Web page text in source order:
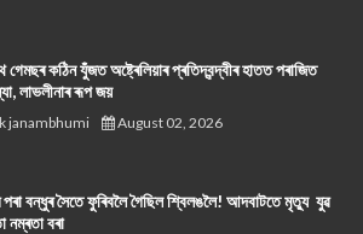
গেমছৰ কঠিন যুঁজত অষ্ট্ৰেলিয়াৰ প্ৰতিদ্বন্দ্বীৰ হাতত পৰাজিত
লাভলীনাৰ ৰূপ জয়
janambhumi August 02, 2026
পৰা বন্ধুৰ সৈতে ফুৰিবলৈ গৈছিল শ্বিলঙলৈ! আদবাটতে মৃত্যু যুৱ
নম্ৰতা বৰা